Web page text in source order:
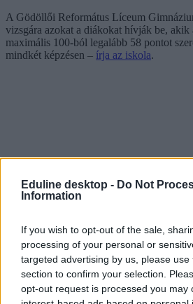
Eduline desktop - Do Not
Information
If you wish to opt-out of the sale,
processing of your personal or
targeted advertising by us, please
section to confirm your selection.
opt-out request is processed you may
A Gödöllői Református Líceum
vizsgára azokat a diákokat hívják be, akik
maximális 100-ból legalább 58 pontot
mindkét képzésen – írja az iskola.
Miért "néma" a magyarok fele?
működnek Budapesten, és milyen
kerül a nulláról eljutni a B2-es szintig?
megválaszoljuk aHVG Nyelvtanulás
nyelvvizsga előtt állóknak is segít.
<### articleImage ImageID=